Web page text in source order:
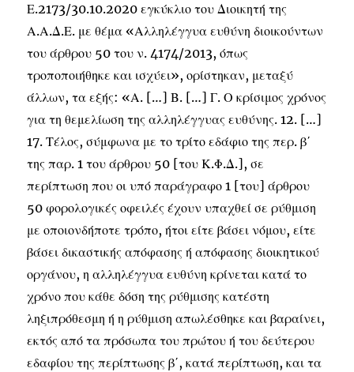
Ε.2173/30.10.2020 εγκύκλιο του Διοικητή της
Α.Α.Δ.Ε. με θέμα «Αλληλέγγυα ευθύνη διοικούντων
του άρθρου 50 του ν. 4174/2013, όπως
τροποποιήθηκε και ισχύει», ορίστηκαν, μεταξύ
άλλων, τα εξής: «Α. […] Β. […] Γ. Ο κρίσιμος χρόνος
για τη θεμελίωση της αλληλέγγυας ευθύνης. 12. […]
17. Τέλος, σύμφωνα με το τρίτο εδάφιο της περ. β΄
της παρ. 1 του άρθρου 50 [του Κ.Φ.Δ.], σε
περίπτωση που οι υπό παράγραφο 1 [του] άρθρου
50 φορολογικές οφειλές έχουν υπαχθεί σε ρύθμιση
με οποιονδήποτε τρόπο, ήτοι είτε βάσει νόμου, είτε
βάσει δικαστικής απόφασης ή απόφασης διοικητικού
οργάνου, η αλληλέγγυα ευθύνη κρίνεται κατά το
χρόνο που κάθε δόση της ρύθμισης κατέστη
ληξιπρόθεσμη ή η ρύθμιση απωλέσθηκε και βαραίνει,
εκτός από τα πρόσωπα του πρώτου ή του δεύτερου
εδαφίου της περίπτωσης β΄, κατά περίπτωση, και τα